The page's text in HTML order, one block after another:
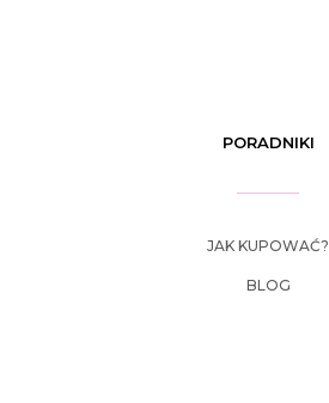
PORADNIKI
JAK KUPOWAĆ?
BLOG